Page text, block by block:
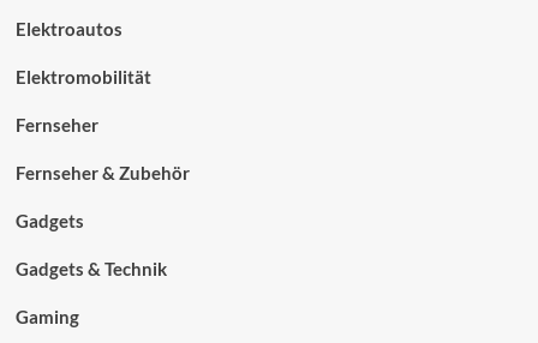
Elektroautos
Elektromobilität
Fernseher
Fernseher & Zubehör
Gadgets
Gadgets & Technik
Gaming